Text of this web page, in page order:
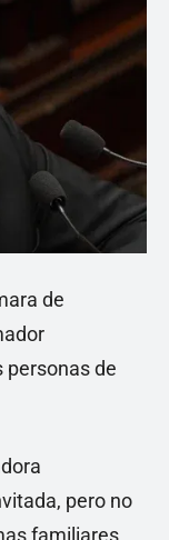
de
personas de
pero no
familiares